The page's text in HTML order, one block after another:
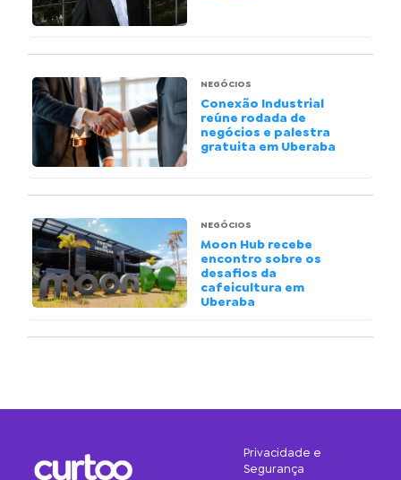
NEGÓCIOS
Conexão Industrial
reúne rodada de
negócios e palestra
gratuita em Uberaba
NEGÓCIOS
Moon Hub recebe
encontro sobre os
desafios da
cafeicultura em
Uberaba
Privacidade e
Segurança